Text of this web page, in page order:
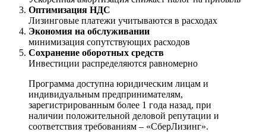
Оптимизация НДС
Лизинговые платежи учитываются в расходах
Экономия на обслуживании
минимизация сопутствующих расходов
Сохранение оборотных средств
Инвестиции распределяются равномерно
Программа доступна юридическим лицам и
индивидуальным предпринимателям,
зарегистрированным более 1 года назад, при
наличии положительной деловой репутации и
соответствия требованиям – «СберЛизинг».